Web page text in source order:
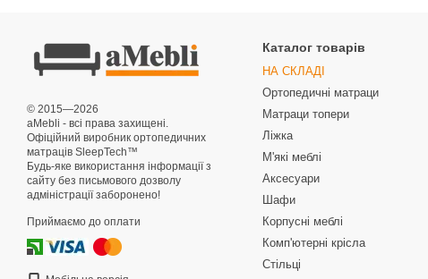
Якість: Наші матраци
нас ви можете бути
Гарантія: Ми впевнені
© 2015—2026
aMebli - всі права захищені.
Офіційний виробник ортопедичних
матраців SleepTech™
Будь-яке використання інформації з
сайту без письмового дозволу
адміністрації заборонено!
Приймаємо до оплати
Каталог товарів
НА СКЛАДІ
Ортопедичні матраци
Матраци топери
Ліжка
М'які меблі
Аксесуари
Шафи
Корпусні меблі
Комп'ютерні крісла
Стільці